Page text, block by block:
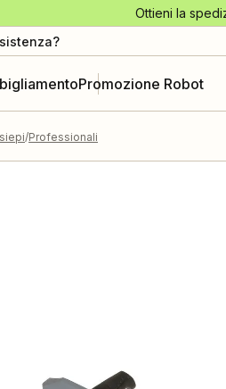
Ottieni la
Promozione Robot
Professionali